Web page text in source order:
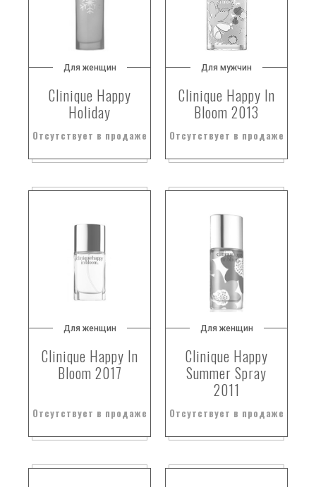
Для женщин
Clinique Happy
Holiday
Отсутствует в продаже
Для мужчин
Clinique Happy In
Bloom 2013
Отсутствует в продаже
Для женщин
Clinique Happy In
Bloom 2017
Отсутствует в продаже
Для женщин
Clinique Happy
Summer Spray
2011
Отсутствует в продаже